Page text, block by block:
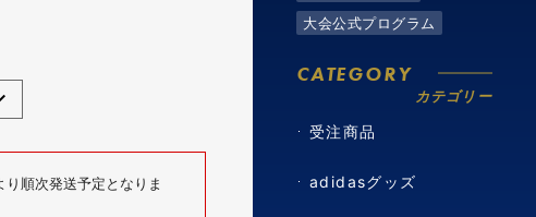
順次発送予定となりま
大会公式プログラム
CATEGORY
カテゴリー
受注商品
adidasグッズ